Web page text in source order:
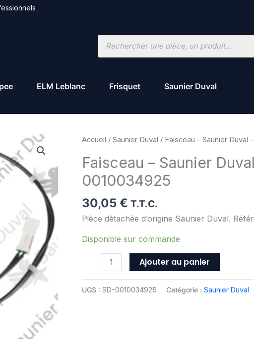
Recherche
ELM Leblanc Frisquet
Saunier Duval
Accueil / Saunier Duval / Faisceau – Saunier Duval
Faisceau – Saunier
0010034925
30,05 € T.T.C.
Pièce détachée d’origine Saunier Duval.
Disponible sur commande
quantité
Faisceau
-
Saunier
Duval
-
0010034925
Ajouter au panier
UGS : SD-0010034925 Catégorie : Saunier Duval